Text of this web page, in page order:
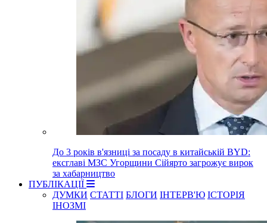
До 3 років в'язниці за посаду в китайській BYD:
ексглаві МЗС Угорщини Сійярто загрожує вирок
за хабарництво
ПУБЛІКАЦІЇ
ДУМКИ СТАТТІ БЛОГИ ІНТЕРВ'Ю ІСТОРІЯ
ІНОЗМІ